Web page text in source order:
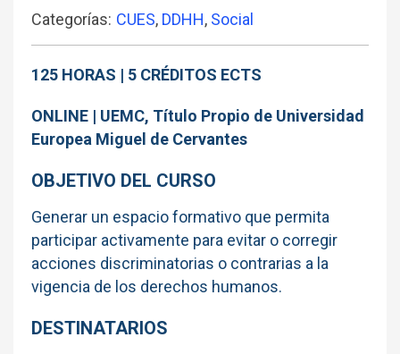
Categorías: CUES, DDHH, Social
125 HORAS | 5 CRÉDITOS ECTS
ONLINE | UEMC, Título Propio de Universidad
Europea Miguel de Cervantes
OBJETIVO DEL CURSO
Generar un espacio formativo que permita
participar activamente para evitar o corregir
acciones discriminatorias o contrarias a la
vigencia de los derechos humanos.
DESTINATARIOS